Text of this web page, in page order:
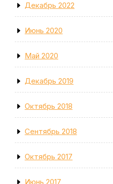
Декабрь 2022
Июнь 2020
Май 2020
Декабрь 2019
Октябрь 2018
Сентябрь 2018
Октябрь 2017
Июнь 2017